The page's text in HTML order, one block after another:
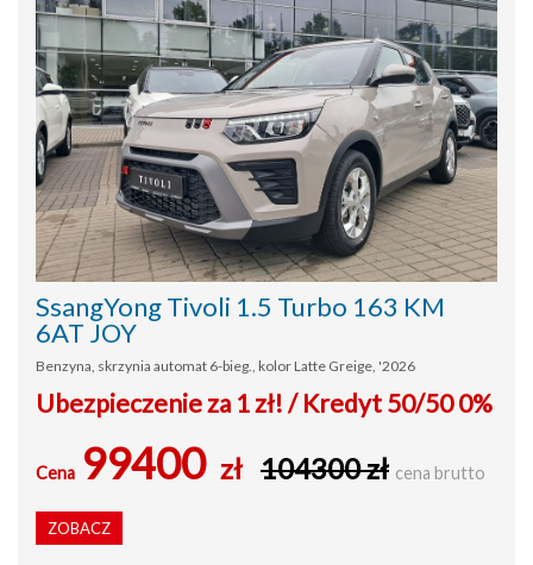
SsangYong Tivoli 1.5 Turbo 163 KM
6AT JOY
Benzyna, skrzynia automat 6-bieg., kolor Latte Greige, '2026
Ubezpieczenie za 1 zł! / Kredyt 50/50 0%
Cena 99400 zł 104300 zł cena brutto
ZOBACZ